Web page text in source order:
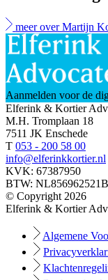
meer over Martijn
Aanmelden voor de
Elferink & Kortier
M.H. Tromplaan 18
7511 JK Enschede
T 053 - 200 58 00
info@elferinkkortier.nl
KVK: 67387950
BTW:
© Copyright 2026
Elferink & Kortier
Algemene